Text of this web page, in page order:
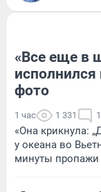
«Все еще в
исполнился
фото
1 час 1 331 1
«Она крикнула:
у океана во
минуты пропажи